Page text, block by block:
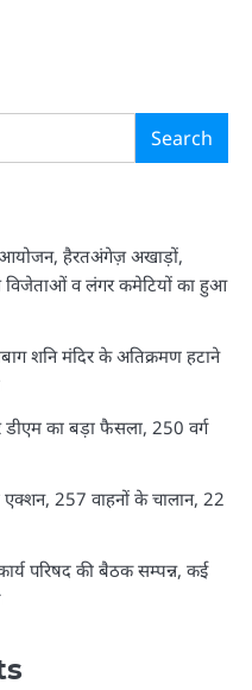
Search
आयोजन, हैरतअंगेज़ अखाड़ों,
विजेताओं व लंगर कमेटियों का हुआ
शनि मंदिर के अतिक्रमण हटाने
डीएम का बड़ा फैसला, 250 वर्ग
एक्शन, 257 वाहनों के चालान, 22
परिषद की बैठक सम्पन्न, कई